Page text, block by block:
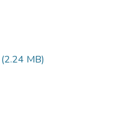
(2.24 MB)